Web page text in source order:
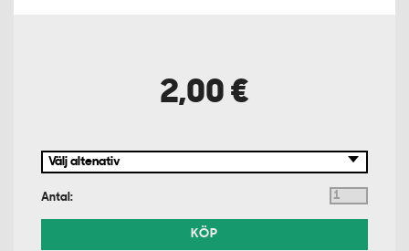
2,00 €
Antal:
KÖP